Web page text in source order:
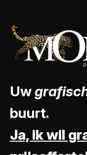
Uw
buurt.
Ja, ik wil